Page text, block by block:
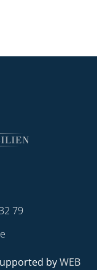
79
byWEB